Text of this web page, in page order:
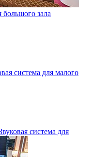
зала
система для малого
система для